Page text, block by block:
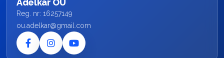
Reg. nr: 16257149
ou.adelkar@gmail.com